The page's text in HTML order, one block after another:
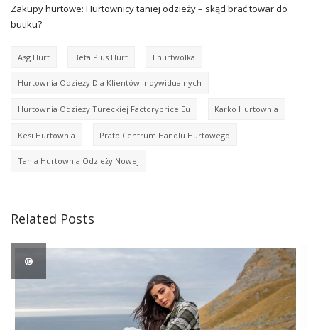
Zakupy hurtowe: Hurtownicy taniej odzieży – skąd brać towar do
butiku?
Asg Hurt Beta Plus Hurt Ehurtwolka
Hurtownia Odzieży Dla Klientów Indywidualnych
Hurtownia Odzieży Tureckiej Factoryprice.eu Karko Hurtownia
Kesi Hurtownia Prato Centrum Handlu Hurtowego
Tania Hurtownia Odzieży Nowej
Related Posts